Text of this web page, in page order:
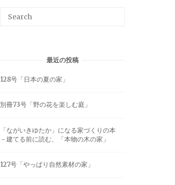
最近の投稿
128号「日本の夏の家」
別冊73号「野の花を楽しむ庭」
「ながいきゆたか」になる家づくりの本
－建てる前に読む、「本物の木の家」
127号「やっぱり自然素材の家」